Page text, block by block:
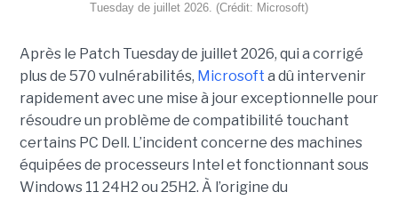
Tuesday de juillet 2026. (Crédit: Microsoft)
Après le Patch Tuesday de juillet 2026, qui a corrigé
plus de 570 vulnérabilités, Microsoft a dû intervenir
rapidement avec une mise à jour exceptionnell e pour
résoudre un problème de compatibilité touchant
certains PC Dell. L’incident concerne des machines
équipées de processeurs Intel et fonctionnant sous
Windows 11 24H2 ou 25H2. À l’origine du